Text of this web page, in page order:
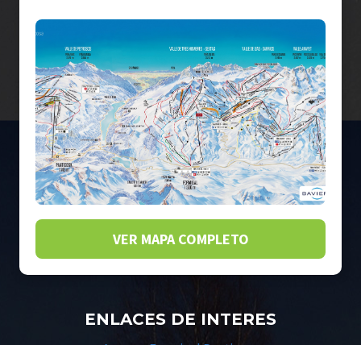
VER MAPA COMPLETO
ENLACES DE INTERES